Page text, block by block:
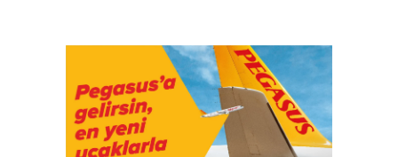
GÜNCEL HABERLER • 22 TEM 2026
OKYANUSU KÜREK
ÇEKEREK AŞACAK İLK
TÜRK TAKIMINA GURUR
DOLU DESTEK!